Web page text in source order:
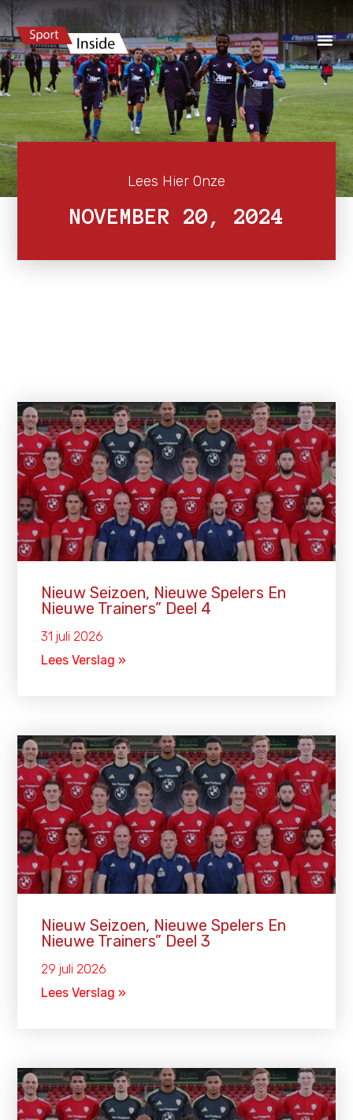
Lees Hier Onze
NOVEMBER 20, 2024
Nieuw Seizoen, Nieuwe Spelers En
Nieuwe Trainers” Deel 4
31 juli 2026
Lees Verslag »
Nieuw Seizoen, Nieuwe Spelers En
Nieuwe Trainers” Deel 3
29 juli 2026
Lees Verslag »